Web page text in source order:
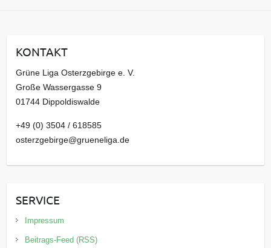
v
KONTAKT
Grüne Liga Osterzgebirge e. V.
Große Wassergasse 9
01744 Dippoldiswalde
+49 (0) 3504 / 618585
osterzgebirge@grueneliga.de
SERVICE
Impressum
Beitrags-Feed (RSS)